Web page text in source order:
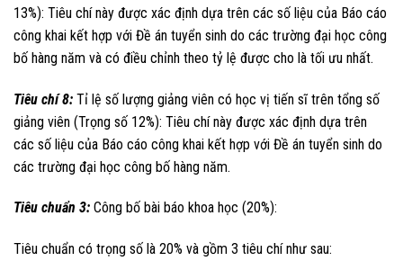
13%): Tiêu chí này được xác định dựa trên các số liệu của Báo cáo
công khai kết hợp với Đề án tuyển sinh do các trường đại học công
bố hàng năm và có điều chỉnh theo tỷ lệ được cho là tối ưu nhất.
Tiêu chí 8: Tỉ lệ số lượng giảng viên có học vị tiến sĩ trên tổng số
giảng viên (Trọng số 12%): Tiêu chí này được xác định dựa trên
các số liệu của Báo cáo công khai kết hợp với Đề án tuyển sinh do
các trường đại học công bố hàng năm.
Tiêu chuẩn 3: Công bố bài báo khoa học (20%):
Tiêu chuẩn có trọng số là 20% và gồm 3 tiêu chí như sau: